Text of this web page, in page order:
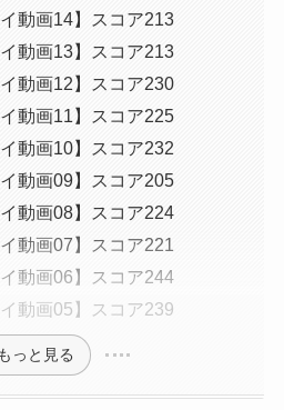
イ動画14】スコア213
イ動画13】スコア213
イ動画12】スコア230
イ動画11】スコア225
イ動画10】スコア232
イ動画09】スコア205
イ動画08】スコア224
イ動画07】スコア221
イ動画06】スコア244
イ動画05】スコア239
もっと見る